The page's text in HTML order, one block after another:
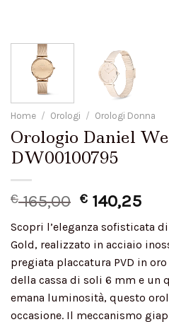
Home / Orologi / Orologi Donna
Orologio Daniel
DW00100795
€165,00 € 140,25
Scopri l’eleganza sofisticata
Gold, realizzato in acciaio
pregiata placcatura PVD in
della cassa di soli 6 mm e un
emana luminosità, questo
occasione. Il meccanismo